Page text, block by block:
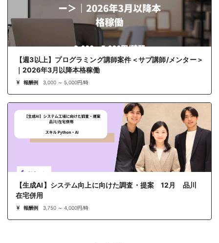
【週3以上】プログラミング講師案件＜サブ講師/メンター＞
｜2026年3月以降本格稼働
報酬例 3,000 ～ 5,000円/時
【生成AI】システム向上に向けた調査・提案 12月 品川
在宅併用
報酬例 3,750 ～ 4,000円/時